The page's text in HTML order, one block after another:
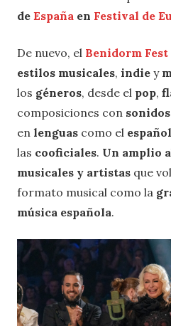
de España en Festival de
De nuevo, el Benidorm Fest
estilos musicales, indie y
los géneros, desde el pop,
composiciones con
en lenguas como el español
las cooficiales. Un amplio
musicales y artistas que
formato musical como la
música española.